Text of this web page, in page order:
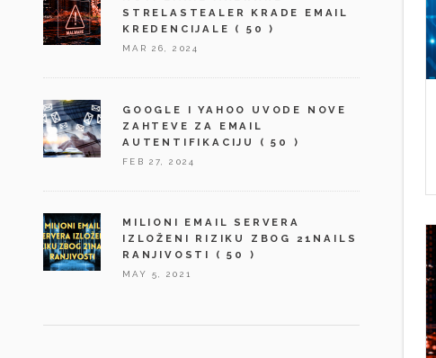
STRELASTEALER KRADE EMAIL
KREDENCIJALE
( 50 )
MAR 26, 2024
GOOGLE I YAHOO UVODE NOVE
ZAHTEVE ZA EMAIL
AUTENTIFIKACIJU
( 50 )
FEB 27, 2024
MILIONI EMAIL SERVERA
IZLOŽENI RIZIKU ZBOG 21NAILS
RANJIVOSTI
( 50 )
MAY 5, 2021